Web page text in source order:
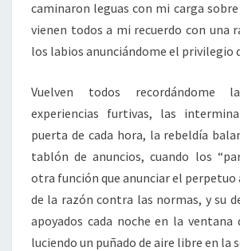
caminaron leguas con mi carga sobre
vienen todos a mi recuerdo con una
los labios anunciándome el privilegio
Vuelven todos recordándome
experiencias furtivas, las
puerta de cada hora, la rebeldía
tablón de anuncios, cuando los
otra función que anunciar el
de la razón contra las normas, y su
apoyados cada noche en la ventana
luciendo un puñado de aire libre en la